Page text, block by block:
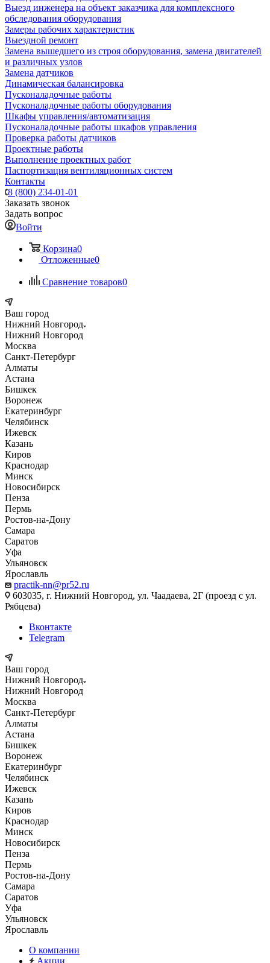
Выезд инженера на объект заказчика для комплексного
обследования оборудования
Замеры рабочих характеристик
Выездной ремонт
Замена вышедшего из строя оборудования, замена двигателей
и различных узлов
Замена датчиков
Динамическая балансировка
Пусконаладочные работы
Пусконаладочные работы оборудования
Шкафы управления/автоматизация
Пусконаладочные работы шкафов управления
Проверка работы датчиков
Проектные работы
Выполнение проектных работ
Паспортизация вентиляционных систем
Контакты
8 (800) 234-01-01
Заказать звонок
Задать вопрос
Войти
Корзина0
Отложенные0
Сравнение товаров0
Ваш город
Нижний Новгород
Нижний Новгород
Москва
Санкт-Петербург
Алматы
Астана
Бишкек
Воронеж
Екатеринбург
Челябинск
Ижевск
Казань
Киров
Краснодар
Минск
Новосибирск
Пенза
Пермь
Ростов-на-Дону
Самара
Саратов
Уфа
Ульяновск
Ярославль
practik-nn@pr52.ru
603035, г. Нижний Новгород, ул. Чаадаева, 2Г (проезд с ул.
Рябцева)
Вконтакте
Telegram
Ваш город
Нижний Новгород
Нижний Новгород
Москва
Санкт-Петербург
Алматы
Астана
Бишкек
Воронеж
Екатеринбург
Челябинск
Ижевск
Казань
Киров
Краснодар
Минск
Новосибирск
Пенза
Пермь
Ростов-на-Дону
Самара
Саратов
Уфа
Ульяновск
Ярославль
О компании
Акции